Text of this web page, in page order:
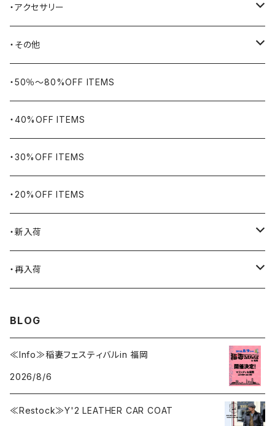
BELSTAFF
BIG BILL
WORKERS BIGDAY
BHADUR
Bills KHAKIS
BLUCO
Blundstone
BLACK JACK BOOTS
CAMBER
ツールバッグ
・アクセサリー
バングル・ブレスレット
リング
ネックレス・ペンダント
ピンズ・ブローチ
腕時計
・その他
ヴィンテージ
アウトドア用品
ナバホラグ・ビンテージラグ
ブランケット
食品
ライター
エプロン
・50％〜80%OFF ITEMS
・40%OFF ITEMS
・30%OFF ITEMS
・20%OFF ITEMS
・新入荷
2026.7.31
2026.7.6
・再入荷
2026.7.30
BLOG
≪Info≫稲妻フェスティバルin 福岡
2026/8/6
≪Restock≫Y'2 LEATHER CAR COAT